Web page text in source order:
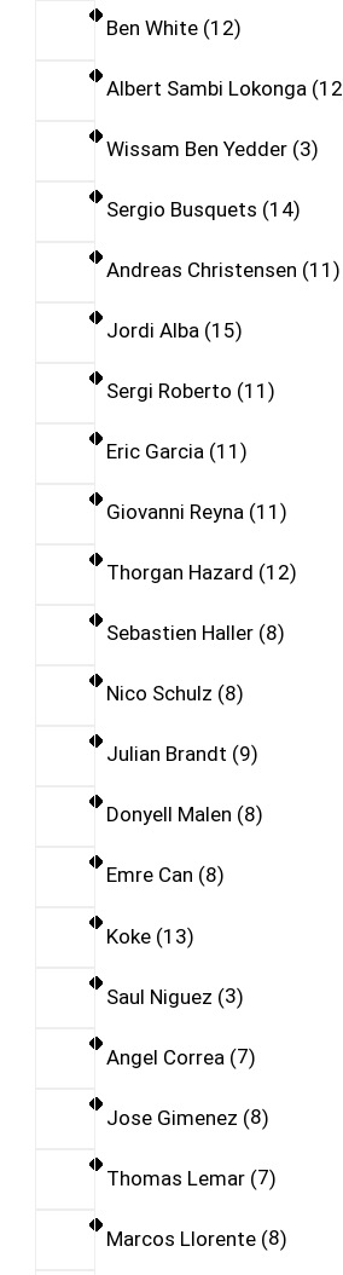
Ben White 12
Albert Sambi Lokonga 12
Wissam Ben Yedder 3
Sergio Busquets 14
Andreas Christensen 11
Jordi Alba 15
Sergi Roberto 11
Eric Garcia 11
Giovanni Reyna 11
Thorgan Hazard 12
Sebastien Haller 8
Nico Schulz 8
Julian Brandt 9
Donyell Malen 8
Emre Can 8
Koke 13
Saul Niguez 3
Angel Correa 7
Jose Gimenez 8
Thomas Lemar 7
Marcos Llorente 8